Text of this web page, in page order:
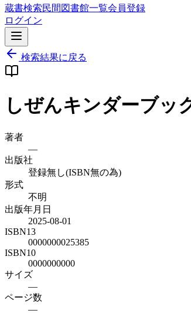
蔵書検索民間図書館一覧会員登録
ログイン
検索結果に戻る
しぜんキンダーブ
著者
—
出版社
登録無し(ISBN無の為)
形式
不明
出版年月日
2025-08-01
ISBN13
0000000025385
ISBN10
0000000000
サイズ
—
ページ数
—